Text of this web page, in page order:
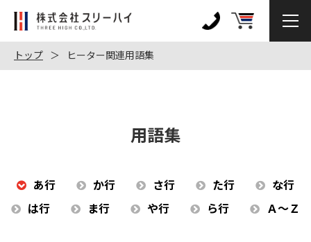
株
会
社
128
トップ ヒーター関連用語集
用語集
あ行 か行 さ行 た行
な行
は行
ま行 や行 ら行 Ａ～Ｚ